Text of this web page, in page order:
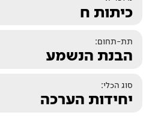
כיתות ח
תת-תחום:
הבנת הנשמע
סוג הכלי:
יחידות הערכה